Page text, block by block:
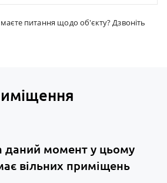
питання щодо об'єкту? Дзвоніть
даний момент у цьому
вільних приміщень